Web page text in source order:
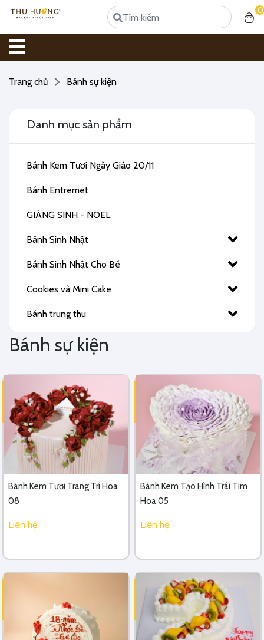
0
Trang chủ Bánh sự kiện
Danh mục sản phẩm
Bánh Kem Tươi Ngày Giáo 20/11
Bánh Entremet
GIÁNG SINH - NOEL
Bánh Sinh Nhật
Bánh Sinh Nhật Cho Bé
Cookies và Mini Cake
Bánh trung thu
Bánh sự kiện
Bánh Kem Tươi Trang Trí Hoa
08
Liên hệ
Bánh Kem Tạo Hình Trái Tim
Hoa 05
Liên hệ